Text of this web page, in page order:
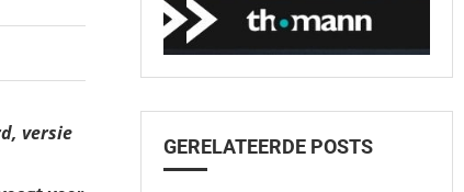
versie
GERELATEERDE POSTS